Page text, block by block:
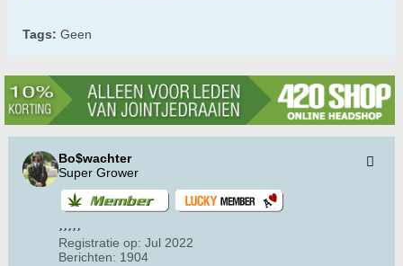
Tags: Geen
Bo$wachter
Super Grower
Registratie op: Jul 2022
Berichten: 1904